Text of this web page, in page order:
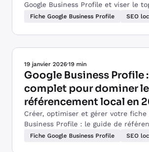
Google Business Profile et viser le
Guide actionnable pour
Fiche Google Business Profile SEO
19 janvier 2026·19 min
Google Business Profile
complet pour dominer le
référencement local en
Créer, optimiser et gérer votre fiche
Business Profile : le guide de
commerçants, artisans et
Fiche Google Business Profile SEO